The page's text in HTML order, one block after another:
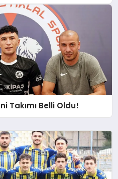
Takımı Belli Oldu!